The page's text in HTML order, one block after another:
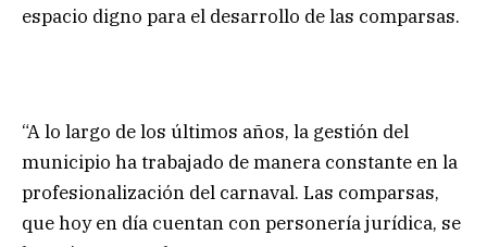
espacio digno para el desarrollo de las comparsas.
“A lo largo de los últimos años, la gestión del
municipio ha trabajado de manera constante en la
profesionalización del carnaval. Las comparsas,
que hoy en día cuentan con personería jurídica, se